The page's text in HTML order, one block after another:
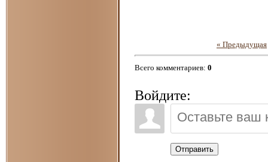
« Предыдущая
Всего комментариев: 0
Войдите:
Отправить